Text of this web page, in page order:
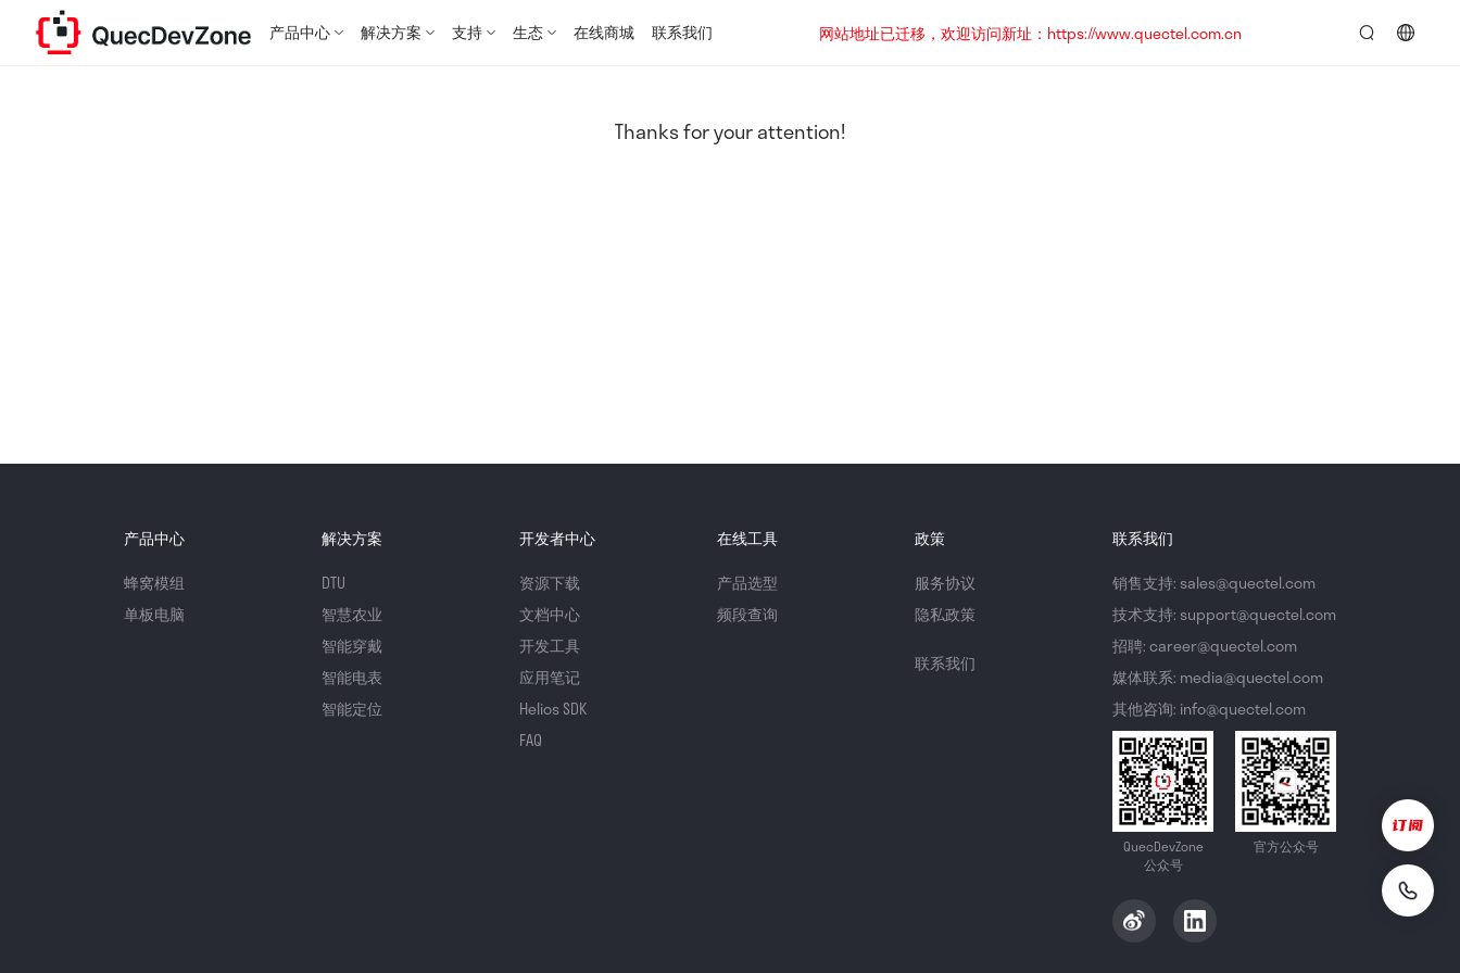
产品中心 解决方案 支持 生态 在线商城 联系我们
网站地址已迁移，欢迎访问新址：https://www.quectel.com.cn
Thanks for your attention!
产品中心
蜂窝模组
单板电脑
解决方案
DTU
智慧农业
智能穿戴
智能电表
智能定位
开发者中心
资源下载
文档中心
开发工具
应用笔记
Helios SDK
FAQ
在线工具
产品选型
频段查询
政策
服务协议
隐私政策
联系我们
联系我们
销售支持: sales@quectel.com
技术支持: support@quectel.com
招聘: career@quectel.com
媒体联系: media@quectel.com
其他咨询: info@quectel.com
QuecDevZone
公众号
官方公众号